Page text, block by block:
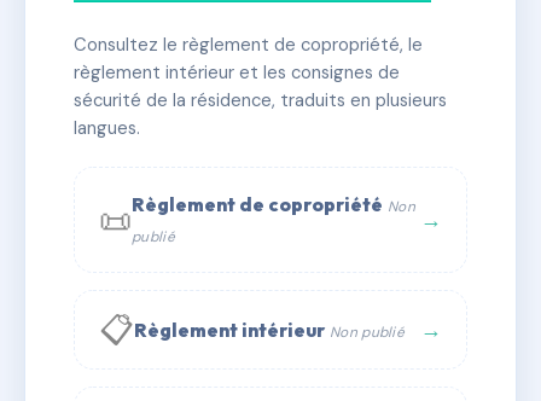
✓ Immatriculée 🏠 12 lots 🏗 1 bâtiment(s)
📞 Contacter Syndic Digital
Consultez le règlement de copropriété, le
règlement intérieur et les consignes de
sécurité de la résidence, traduits en plusieurs
langues.
📜Règlement de copropriété Non
publié
→
📋Règlement intérieur Non publié →